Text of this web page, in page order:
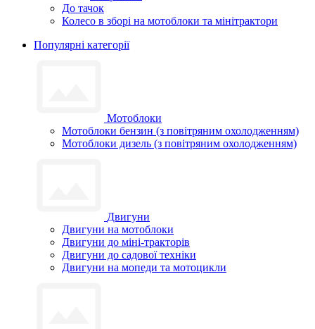
До тачок
Колесо в зборі на мотоблоки та мінітрактори
Популярні категорії
Мотоблоки
Мотоблоки бензин (з повітряним охолодженням)
Мотоблоки дизель (з повітряним охолодженням)
Двигуни
Двигуни на мотоблоки
Двигуни до міні-тракторів
Двигуни до садової техніки
Двигуни на мопеди та мотоцикли